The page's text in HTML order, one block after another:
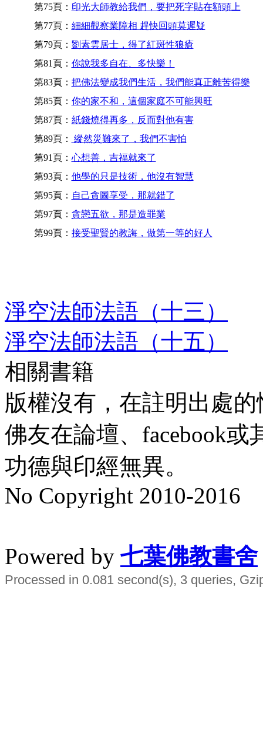
第75頁： 印光大師教給我們，要把死字貼在額頭上
第77頁： 細細觀察業障相 趕快回頭莫遲疑
第79頁： 劉素雲居士，得了紅斑性狼瘡
第81頁： 你說我多自在、多快樂！
第83頁： 把佛法變成我們生活，我們能真正離苦得樂
第85頁： 你的家不和，這個家庭不可能興旺
第87頁： 紙錢燒得再多，反而對他有害
第89頁：
縱然災難來了，我們不害怕
第91頁： 心想善，吉福就來了
第93頁： 他學的只是技術，他沒有智慧
第95頁： 自己貪圖享受，那就錯了
第97頁： 貪戀五欲，那是造罪業
第99頁： 接受聖賢的教誨，做第一等的好人
淨空法師法語（十三）
淨空法師法語（十五）
相關書籍
版權沒有，在註明出處
佛友在論壇、facebook
功德與印經無異。
No Copyright 2010-2016
Powered by 七葉佛教書舍
Processed in 0.081 second(s), 3 queries,